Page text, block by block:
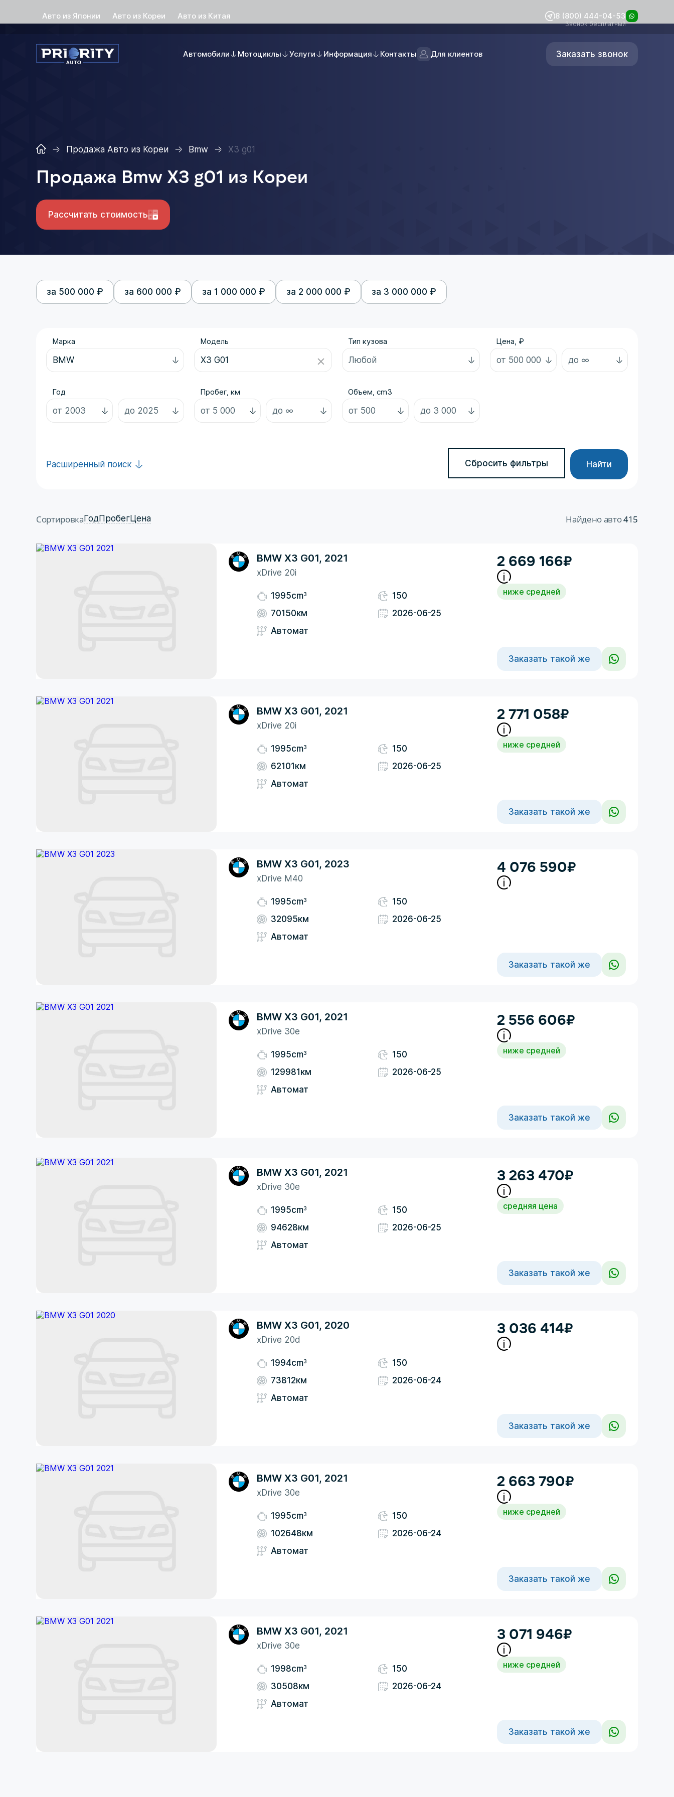
Авто из Японии Авто из Кореи Авто из Китая 8 (800) 444-04-53
Звонок бесплатный
Автомобили Мотоциклы Услуги Информация Контакты Для клиентов Заказать звонок
Продажа Авто из Кореи Bmw X3 g01
Продажа Bmw X3 g01 из Кореи
Рассчитать стоимость
за 500 000 ₽ за 600 000 ₽ за 1 000 000 ₽ за 2 000 000 ₽ за 3 000 000 ₽
Марка Модель Тип кузова Цена, ₽
Год Пробег, км Объем, cm3
Расширенный поиск Сбросить фильтры Найти
Сортировка ГодПробегЦена Найдено авто415
BMW X3 G01, 2021
xDrive 20i
1995cm3
70150км
Автомат
150
2026-06-25
2 669 166₽
ниже средней
Заказать такой же
BMW X3 G01, 2021
xDrive 20i
1995cm3
62101км
Автомат
150
2026-06-25
2 771 058₽
ниже средней
Заказать такой же
BMW X3 G01, 2023
xDrive M40
1995cm3
32095км
Автомат
150
2026-06-25
4 076 590₽
Заказать такой же
BMW X3 G01, 2021
xDrive 30e
1995cm3
129981км
Автомат
150
2026-06-25
2 556 606₽
ниже средней
Заказать такой же
BMW X3 G01, 2021
xDrive 30e
1995cm3
94628км
Автомат
150
2026-06-25
3 263 470₽
средняя цена
Заказать такой же
BMW X3 G01, 2020
xDrive 20d
1994cm3
73812км
Автомат
150
2026-06-24
3 036 414₽
Заказать такой же
BMW X3 G01, 2021
xDrive 30e
1995cm3
102648км
Автомат
150
2026-06-24
2 663 790₽
ниже средней
Заказать такой же
BMW X3 G01, 2021
xDrive 30e
1998cm3
30508км
Автомат
150
2026-06-24
3 071 946₽
ниже средней
Заказать такой же